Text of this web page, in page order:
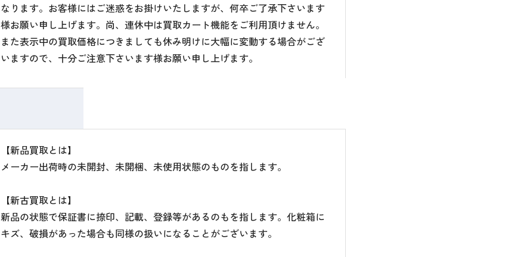
なります。お客様にはご迷惑をお掛けいたしますが、何卒ご了承下さいます
様お願い申し上げます。尚、連休中は買取カート機能をご利用頂けません。
また表示中の買取価格につきましても休み明けに大幅に変動する場合がござ
いますので、十分ご注意下さいます様お願い申し上げます。
【新品買取とは】
メーカー出荷時の未開封、未開梱、未使用状態のものを指します。
【新古買取とは】
新品の状態で保証書に捺印、記載、登録等があるのもを指します。化粧箱に
キズ、破損があった場合も同様の扱いになることがございます。